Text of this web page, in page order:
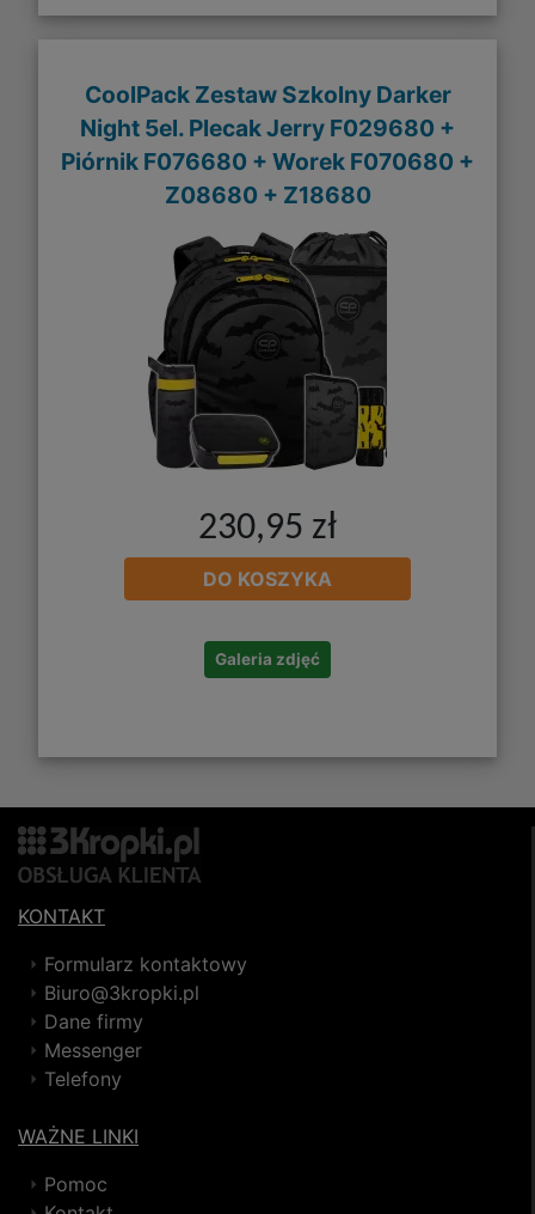
CoolPack Zestaw Szkolny Darker
Night 5el. Plecak Jerry F029680 +
Piórnik F076680 + Worek F070680 +
Z08680 + Z18680
230,95 zł
DO KOSZYKA
Galeria zdjęć
KONTAKT
Formularz kontaktowy
Biuro@3kropki.pl
Dane firmy
Messenger
Telefony
WAŻNE LINKI
Pomoc